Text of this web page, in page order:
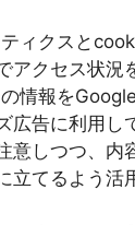
ィクスと
アクセス状況
情報を
広告に利用し
意しつつ、内
立てるよう活